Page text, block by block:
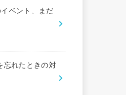
イベント、まだ
忘れたときの対